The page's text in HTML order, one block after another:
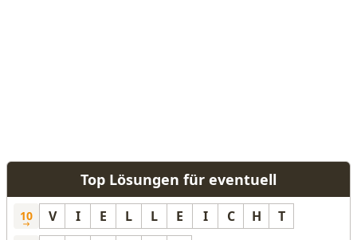
Top Lösungen für eventuell
10 V I E L L E I C H T